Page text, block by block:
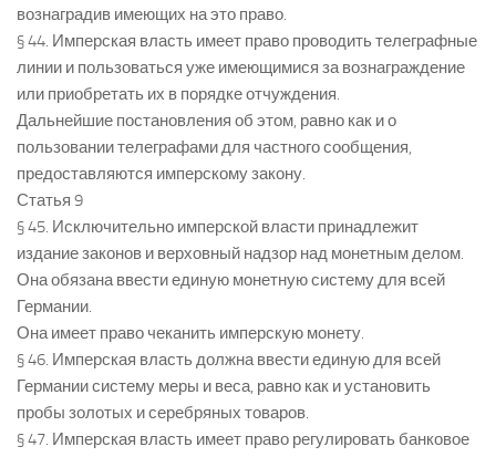
вознаградив имеющих на это право.
§ 44. Имперская власть имеет право проводить телеграфные
линии и пользоваться уже имеющимися за вознаграждение
или приобретать их в порядке отчуждения.
Дальнейшие постановления об этом, равно как и о
пользовании телеграфами для частного сообщения,
предоставляются имперскому закону.
Статья 9
§ 45. Исключительно имперской власти принадлежит
издание законов и верховный надзор над монетным делом.
Она обязана ввести единую монетную систему для всей
Германии.
Она имеет право чеканить имперскую монету.
§ 46. Имперская власть должна ввести единую для всей
Германии систему меры и веса, равно как и установить
пробы золотых и серебряных товаров.
§ 47. Имперская власть имеет право регулировать банковое